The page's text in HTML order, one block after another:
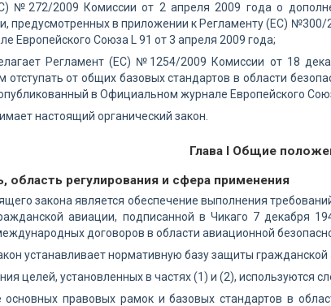
№272/2009 Комиссии от 2 апреля 2009 года о
предусмотренных в приложении к Регламенту (ЕС) №300/
Европейского Союза L 91 от 3 апреля 2009 года;
Регламент (ЕС) №1254/2009 Комиссии от 18
отступать от общих базовых стандартов в области
в Официальном журнале Европейского
настоящий органический закон.
Глава I Общие
область регулирования и сфера применения
закона является обеспечение выполнения
авиации, подписанной в Чикаго 7 декабря
договоров в области авиационной
устанавливает нормативную базу защиты гражданской
целей, установленных в частях (1) и (2), используются
основных правовых рамок и базовых стандартов в